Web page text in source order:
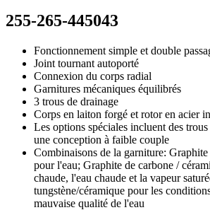
255-265-445043
Fonctionnement simple et double
Joint tournant autoporté
Connexion du corps radial
Garnitures mécaniques équilibrés
3 trous de drainage
Corps en laiton forgé et rotor en acier
Les options spéciales incluent des
une conception à faible couple
Combinaisons de la garniture:
pour l'eau; Graphite de carbone /
chaude, l'eau chaude et la vapeur
tungstène/céramique pour les
mauvaise qualité de l'eau